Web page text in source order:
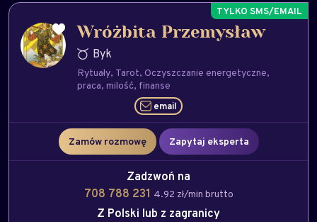
Wróżbita Przemysław
Byk
Rytuały Tarot Oczyszczanie energetyczne
praca milość finanse
email
Zamów rozmowę Zapytaj eksperta
Zadzwoń na
708 788 231 4.92 zł/min brutto
Z Polski lub z zagranicy